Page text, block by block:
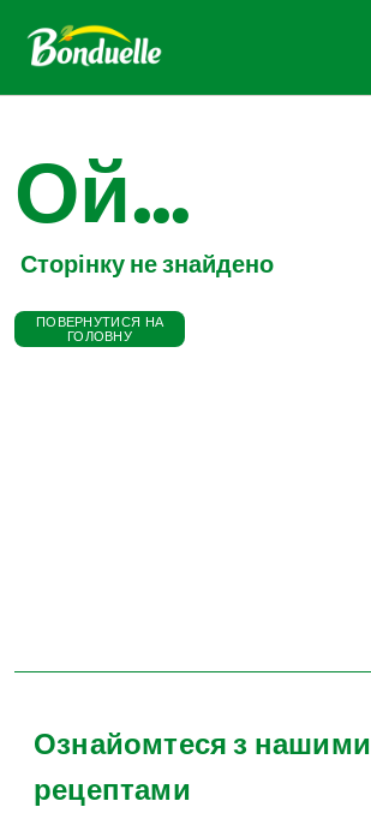
Ой...
Сторінку не знайдено
ПОВЕРНУТИСЯ НА
ГОЛОВНУ
Ознайомтеся з нашими
рецептами